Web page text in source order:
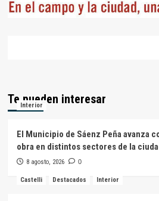
Te pueden interesar
Interior
El Municipio de Sáenz Peña avanza
obra en distintos sectores de la
8 agosto, 2026 0
Castelli Destacados Interior